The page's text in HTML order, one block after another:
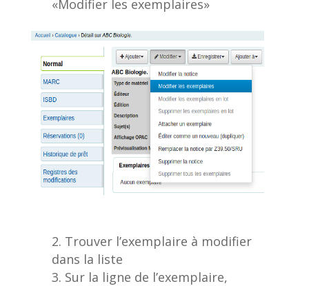
«Modifier les exemplaires»
Trouver l’exemplaire à modifier
dans la liste
Sur la ligne de l’exemplaire,